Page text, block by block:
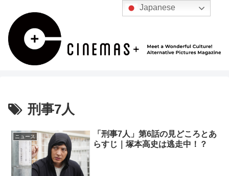
刑事7人
ニュース
「刑事7人」第6話の見どころとあ
らすじ｜塚本高史は逃走中！？
Japanese